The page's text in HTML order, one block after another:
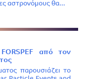
αστρονόμους θα…
από τον
παρουσιάζει το